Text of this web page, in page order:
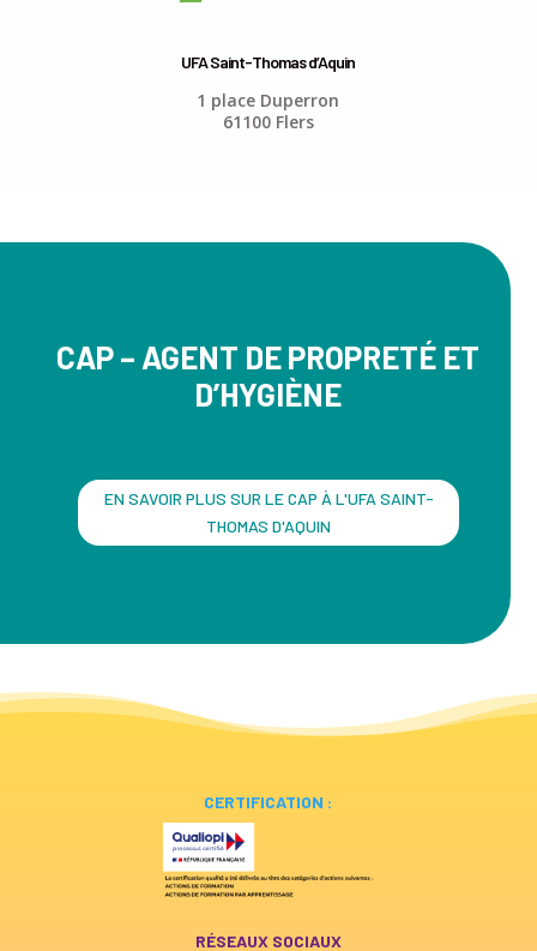
UFA Saint-Thomas d’Aquin
1 place Duperron
61100 Flers
CAP – AGENT DE PROPRETÉ ET
D’HYGIÈNE
EN SAVOIR PLUS SUR LE CAP À L'UFA SAINT-
THOMAS D'AQUIN
CERTIFICATION :
RÉSEAUX SOCIAUX